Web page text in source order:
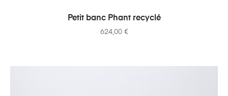
AJOUTER AU PANIER
Petit banc Phant recyclé
624,00 €